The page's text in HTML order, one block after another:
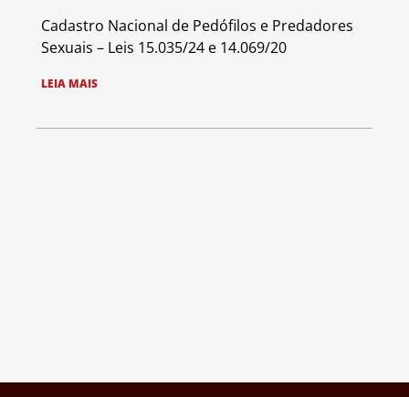
Cadastro Nacional de Pedófilos e Predadores
Sexuais – Leis 15.035/24 e 14.069/20
LEIA MAIS